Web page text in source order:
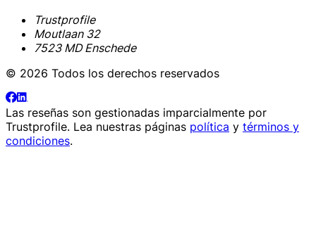
Trustprofile
Moutlaan 32
7523 MD Enschede
© 2026 Todos los derechos reservados
Las reseñas son gestionadas imparcialmente por
Trustprofile. Lea nuestras páginas política y términos y
condiciones.